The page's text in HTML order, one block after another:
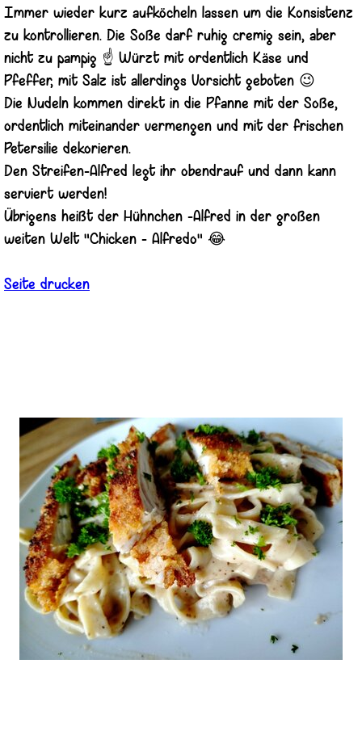
Immer wieder kurz aufköcheln lassen um die Konsistenz
zu kontrollieren. Die Soße darf ruhig cremig sein, aber
nicht zu pampig ☝️ Würzt mit ordentlich Käse und
Pfeffer, mit Salz ist allerdings Vorsicht geboten 😉
Die Nudeln kommen direkt in die Pfanne mit der Soße,
ordentlich miteinander vermengen und mit der frischen
Petersilie dekorieren.
Den Streifen-Alfred legt ihr obendrauf und dann kann
serviert werden!
Übrigens heißt der Hühnchen -Alfred in der großen
weiten Welt "Chicken - Alfredo" 😂
Seite drucken